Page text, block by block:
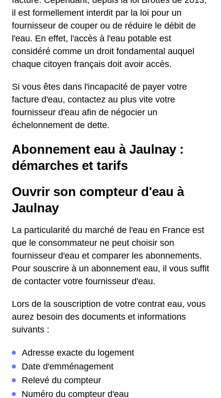
il est formellement interdit par la loi pour un
fournisseur de couper ou de réduire le débit de
l'eau. En effet, l'accès à l'eau potable est
considéré comme un droit fondamental auquel
chaque citoyen français doit avoir accès.
Si vous êtes dans l'incapacité de payer votre
facture d'eau, contactez au plus vite votre
fournisseur d'eau afin de négocier un
échelonnement de dette.
Abonnement eau à Jaulnay :
démarches et tarifs
Ouvrir son compteur d'eau à
Jaulnay
La particularité du marché de l'eau en France est
que le consommateur ne peut choisir son
fournisseur d'eau et comparer les abonnements.
Pour souscrire à un abonnement eau, il vous suffit
de contacter votre fournisseur d'eau.
Lors de la souscription de votre contrat eau, vous
aurez besoin des documents et informations
suivants :
Adresse exacte du logement
Date d'emménagement
Relevé du compteur
Numéro du compteur d'eau